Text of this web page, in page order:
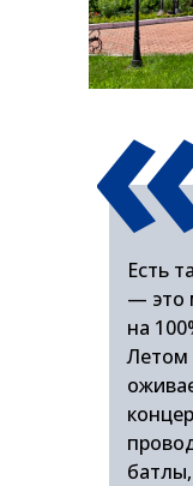
Есть
— это
на
Летом